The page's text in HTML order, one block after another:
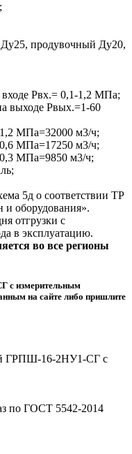
продувочный Ду20,
входе Рвх.= 0,1-1,2 МПа;
выходе Рвых.=1-60
МПа=32000 м3/ч;
МПа=17250 м3/ч;
МПа=9850 м3/ч;
5д о соответствии ТР
оборудования».
отгрузки с
в эксплуатацию.
во все регионы
с измерительным
на сайте либо пришлите
по ГОСТ 5542-2014